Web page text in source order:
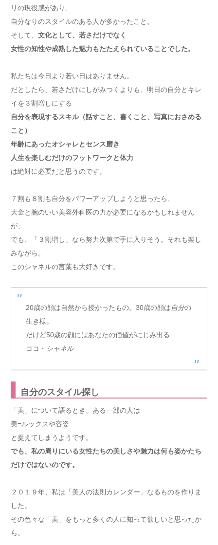
リの現役感があり、
自分なりのスタイルのある人が多かったこと。
そして、 文化として、若さだけでなく
女性の知性や成熟した魅力もたたえられていることでした。
私たちは今日より若い日はありません。
だとしたら、若さだけにしがみつくよりも、明日の自分とキレ
イを３割増しにする
自分を表現するスキル（話すこと、書くこと、写真におさめる
こと）
年齢にあったオシャレとセンス磨き
人生を楽しむだけのフットワークと体力
は絶対に必要だと思うのです。
７割も８割も自分をパワーアップしようと思ったら、
大金と腕のいい美容外科医の力が必要になるかもしれません
が、
でも、「３割増し」なら努力次第で手に入りそう。それも楽し
みながら。
このシャネルの言葉も大好きです。
20歳の顔は自然から授かったもの。30歳の顔は自分の
生き様。
だけど50歳の顔にはあなたの価値がにじみ出る
ココ・ シャネル
自分のスタイル探し
「美」について語るとき、ある一部の人は
美=ルックスや容姿
と捉えてしまうようです。
でも、私の周りにいる女性たちの美しさや魅力は何も姿かたち
だけではないのです。
２０１９年、私は「美人の法則カレンダー」なるものを作りま
した。
その色々な「美」をもっと多くの人に知って欲しいと思ったか
ら。